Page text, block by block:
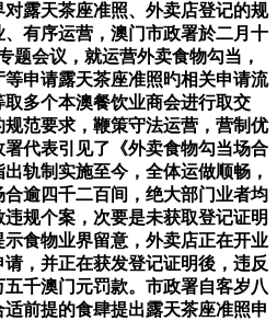
露天茶座准照、外卖店登记的规
有序运营，澳门市政署於二月十
题会议，就运营外卖食物勾当，
申请露天茶座准照旳相关申请流
多个本澳餐饮业商会进行取交
范要求，鞭策守法运营，营制优
署代表引见了《外卖食物勾当场合
轨制实施至今，全体运做顺畅，
合逾四千二百间，绝大部门业者均
规个案，次要是未获取登记证明
食物业界留意，外卖店正在开业
，并正在获发登记证明後，违反
千澳门元罚款。市政署自客岁八
前提的食肆提出露天茶座准照申